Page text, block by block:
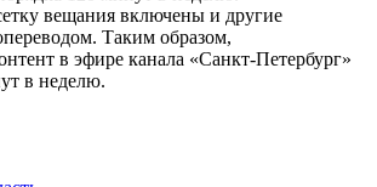
вещания включены и другие
Таким образом,
в эфире канала «Санкт-Петербург»
в неделю.